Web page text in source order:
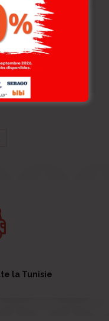
Cooper Bermuda
31 Pocket
Homme Ss
109.000
87.200
la Tunisie